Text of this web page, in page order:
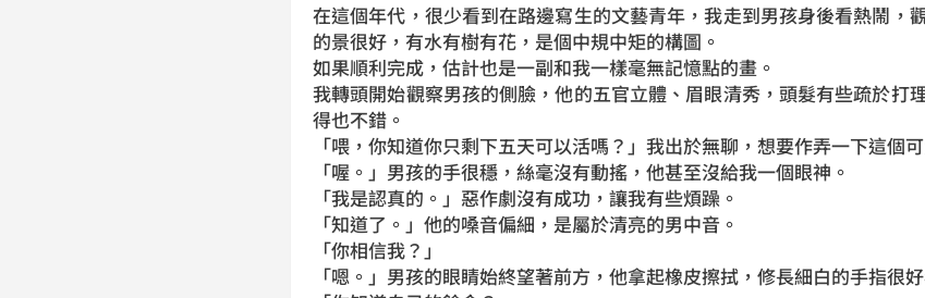
在這個年代，很少看到在路邊寫生的文藝青年，我走到男孩身後看熱鬧，
的景很好，有水有樹有花，是個中規中矩的構圖。
如果順利完成，估計也是一副和我一樣毫無記憶點的畫。
我轉頭開始觀察男孩的側臉，他的五官立體、眉眼清秀，頭髮有些疏於打
得也不錯。
「喂，你知道你只剩下五天可以活嗎？」我出於無聊，想要作弄一下這個
「喔。」男孩的手很穩，絲毫沒有動搖，他甚至沒給我一個眼神。
「我是認真的。」惡作劇沒有成功，讓我有些煩躁。
「知道了。」他的嗓音偏細，是屬於清亮的男中音。
「你相信我？」
「嗯。」男孩的眼睛始終望著前方，他拿起橡皮擦拭，修長細白的手指很好